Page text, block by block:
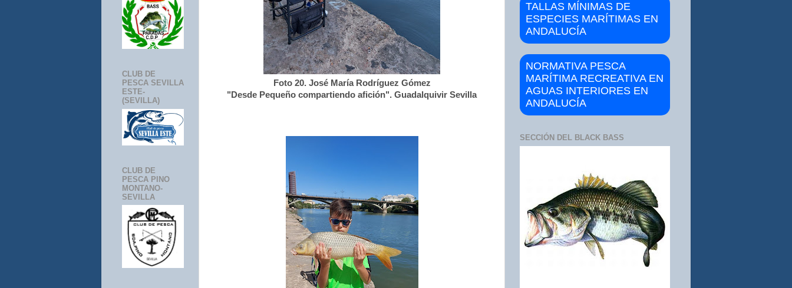
Foto 20. José María Rodríguez Gómez
"Desde Pequeño compartiendo afición". Guadalquivir Sevilla
CLUB DE
PESCA SEVILLA
ESTE-
(SEVILLA)
CLUB DE
PESCA PINO
MONTANO-
SEVILLA
TALLAS MÍNIMAS DE
ESPECIES MARÍTIMAS EN
ANDALUCÍA
NORMATIVA PESCA
MARÍTIMA RECREATIVA EN
AGUAS INTERIORES EN
ANDALUCÍA
SECCIÓN DEL BLACK BASS